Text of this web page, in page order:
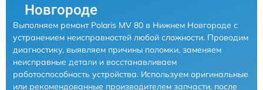
Новгороде
Выполняем ремонт Polaris MV 80 в Нижнем Новгороде с
устранением неисправностей любой сложности. Проводим
диагностику, выявляем причины поломки, заменяем
неисправные детали и восстанавливаем
работоспособность устройства. Используем оригинальные
или рекомендованные производителем запчасти, после